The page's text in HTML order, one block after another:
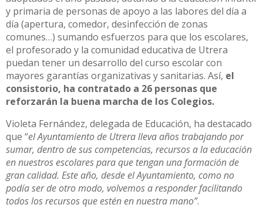
y primaria de personas de apoyo a las labores del día a
día (apertura, comedor, desinfección de zonas
comunes…) sumando esfuerzos para que los escolares,
el profesorado y la comunidad educativa de Utrera
puedan tener un desarrollo del curso escolar con
mayores garantías organizativas y sanitarias. Así, el
consistorio, ha contratado a 26 personas que
reforzarán la buena marcha de los Colegios.
Violeta Fernández, delegada de Educación, ha destacado
que “el Ayuntamiento de Utrera lleva años trabajando por
sumar, dentro de sus competencias, recursos a la educación
en nuestros escolares para que tengan una formación de
gran calidad. Este año, desde el Ayuntamiento, como no
podía ser de otro modo, volvemos a responder facilitando
todos los recursos que estén en nuestra mano”.